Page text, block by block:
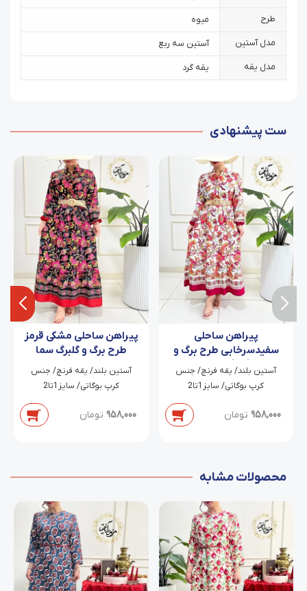
طرح میوه
مدل آستین آستین سه ربع
مدل یقه یقه گرد
ست پیشنهادی
پیراهن ساحلی
سفیدسرخابی طرح برگ و
گلبرگ حاله
‫آستین بلند/ یقه فرنچ/ جنس
کرپ بوگاتی/ سایز1تا2
958,000 تومان
پیراهن ساحلی مشکی قرمز
طرح برگ و گلبرگ سما
‫آستین بلند/ یقه فرنچ/ جنس
کرپ بوگاتی/ سایز1تا2
958,000 تومان
محصولات مشابه